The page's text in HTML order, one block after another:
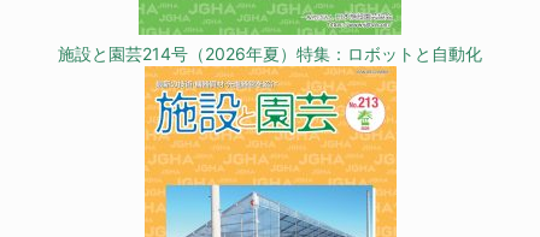
施設と園芸214号（2026年夏）特集：ロボットと自動化